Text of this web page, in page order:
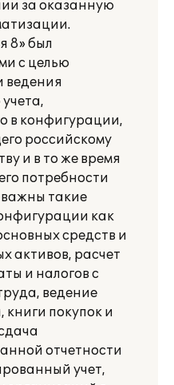
за оказанную
8» был
с целью
ведения
в конфигурации,
российскому
и в то же время
потребности
такие
как
средств и
активов, расчет
и налогов с
ведение
книги покупок и
отчетности
учет,